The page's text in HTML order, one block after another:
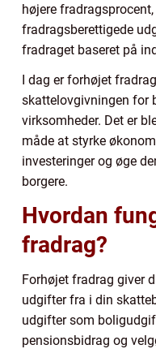
højere
fradragsberettigede
fradraget baseret på
I dag er forhøjet
skattelovgivningen for
virksomheder. Det er
måde at styrke
investeringer og øge
borgere.
Hvordan
fradrag?
Forhøjet fradrag giver
udgifter fra i din
udgifter som
pensionsbidrag og